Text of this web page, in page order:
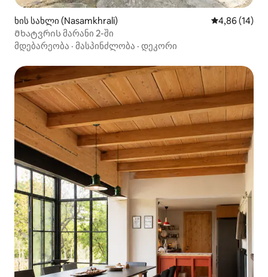
ხის სახლი (Nasamkhrali) საშუალო
4,86 (14)
Მხატვრის მარანი 2-ში
მდებარეობა · მასპინძლობა · დეკორი